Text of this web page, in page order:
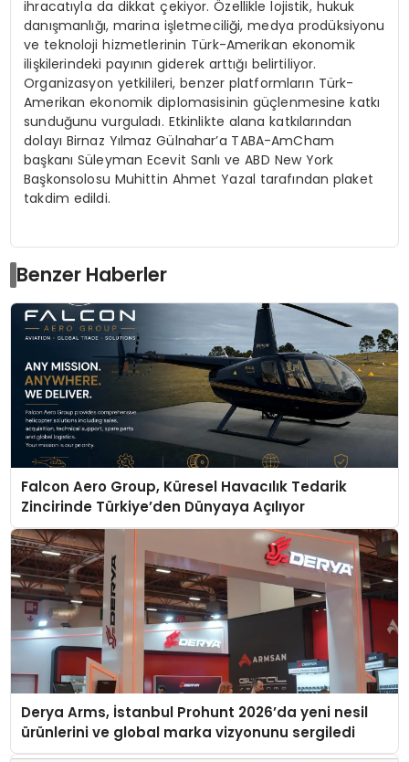
ihracatıyla da dikkat çekiyor. Özellikle lojistik, hukuk
danışmanlığı, marina işletmeciliği, medya prodüksiyonu
ve teknoloji hizmetlerinin Türk-Amerikan ekonomik
ilişkilerindeki payının giderek arttığı belirtiliyor.
Organizasyon yetkilileri, benzer platformların Türk-
Amerikan ekonomik diplomasisinin güçlenmesine katkı
sunduğunu vurguladı. Etkinlikte alana katkılarından
dolayı Birnaz Yılmaz Gülnahar’a TABA-AmCham
başkanı Süleyman Ecevit Sanlı ve ABD New York
Başkonsolosu Muhittin Ahmet Yazal tarafından plaket
takdim edildi.
Benzer Haberler
Falcon Aero Group, Küresel Havacılık Tedarik
Zincirinde Türkiye’den Dünyaya Açılıyor
Derya Arms, İstanbul Prohunt 2026’da yeni nesil
ürünlerini ve global marka vizyonunu sergiledi